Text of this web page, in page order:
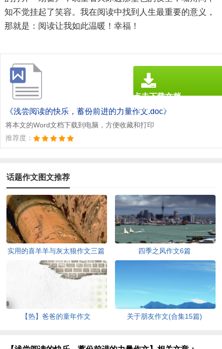
知不觉挂起了笑容。我在阅读中找到人生最重要的意义，
那就是：阅读让我如此温暖！幸福！
《浅尝阅读的快乐，蓄份前进的力量作文.doc》
将本文的Word文档下载到电脑，方便收藏和打印
推荐度：
点击下载文档
文档为doc格式
话题作文图文推荐
实用的喜羊羊与灰太狼作文三篇 四季之风作文6篇
【热】爸爸的童年作文 关于朋友作文(合集15篇)